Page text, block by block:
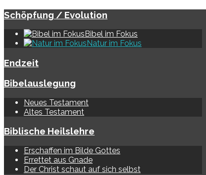
Schöpfung / Evolution
Bibel im Fokus
Natur im Fokus
Endzeit
Bibelauslegung
Neues Testament
Altes Testament
Biblische Heilslehre
Erschaffen im Bilde Gottes
Errettet aus Gnade
Der Christ schaut auf sich selbst